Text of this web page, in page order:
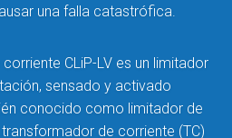
una falla catastrófica.
CLiP-LV es un limitador
sensado y activado
conocido como limitador de
de corriente (TC)